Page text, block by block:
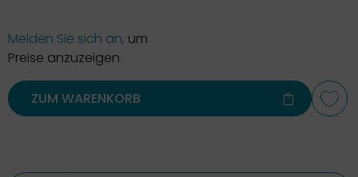
Melden Sie sich an, um
Preise anzuzeigen
ZUM WARENKORB